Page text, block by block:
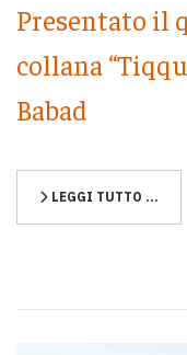
Presentato il
collana
Babad
LEGGI TUTTO …